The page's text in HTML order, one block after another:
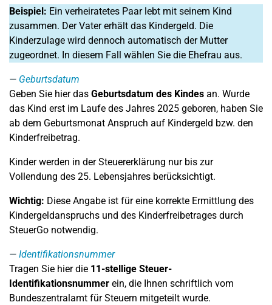
Beispiel: Ein verheiratetes Paar lebt mit seinem Kind
zusammen. Der Vater erhält das Kindergeld. Die
Kinderzulage wird dennoch automatisch der Mutter
zugeordnet. In diesem Fall wählen Sie die Ehefrau aus.
Geburtsdatum
Geben Sie hier das Geburtsdatum des Kindes an. Wurde
das Kind erst im Laufe des Jahres 2025 geboren, haben Sie
ab dem Geburtsmonat Anspruch auf Kindergeld bzw. den
Kinderfreibetrag.
Kinder werden in der Steuererklärung nur bis zur
Vollendung des 25. Lebensjahres berücksichtigt.
Wichtig: Diese Angabe ist für eine korrekte Ermittlung des
Kindergeldanspruchs und des Kinderfreibetrages durch
SteuerGo notwendig.
Identifikationsnummer
Tragen Sie hier die 11-stellige Steuer-
Identifikationsnummer ein, die Ihnen schriftlich vom
Bundeszentralamt für Steuern mitgeteilt wurde.